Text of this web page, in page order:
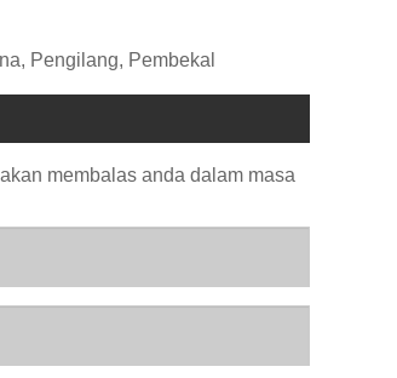
Pengilang, Pembekal
membalas anda dalam masa